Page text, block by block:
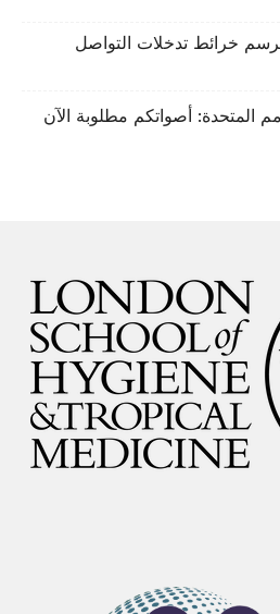
خرائط تدخلات التواصل
المتحدة: أصواتكم مطلوبة الآن